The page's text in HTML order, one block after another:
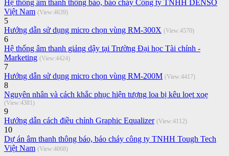
Hệ thống âm thanh thông báo, báo cháy Công ty TNHH DENSO
Việt Nam (View:4639)
5
Hướng dẫn sử dụng micro chọn vùng RM-300X (View:4570)
6
Hệ thống âm thanh giảng dậy tại Trường Đại học Tài chính -
Marketing (View:4424)
7
Hướng dẫn sử dụng micro chọn vùng RM-200M (View:4417)
8
Nguyên nhân và cách khắc phục hiện tượng loa bị kêu loẹt xoẹ
(View:4381)
9
Hướng dẫn cách điều chỉnh Graphic Equalizer (View:4112)
10
Dự án âm thanh thông báo, báo cháy công ty TNHH Tough Tech
Việt Nam (View:4068)